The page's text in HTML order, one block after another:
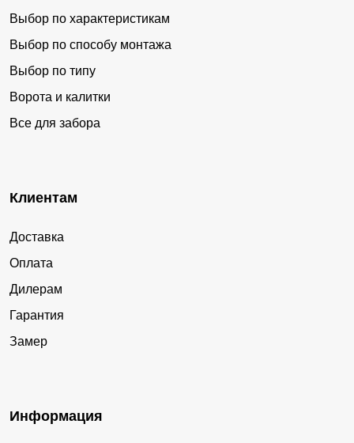
Выбор по характеристикам
Выбор по способу монтажа
Выбор по типу
Ворота и калитки
Все для забора
Клиентам
Доставка
Оплата
Дилерам
Гарантия
Замер
Информация